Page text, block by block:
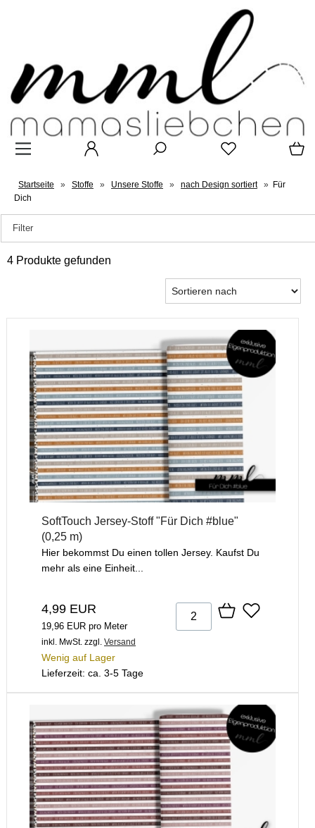
Startseite » Stoffe » Unsere Stoffe » nach Design sortiert » Für
Dich
Filter
4 Produkte gefunden
SoftTouch Jersey-Stoff "Für Dich #blue"
(0,25 m)
Hier bekommst Du einen tollen Jersey. Kaufst Du
mehr als eine Einheit...
4,99 EUR
19,96 EUR pro Meter
inkl. MwSt. zzgl. Versand
Wenig auf Lager
Lieferzeit: ca. 3-5 Tage